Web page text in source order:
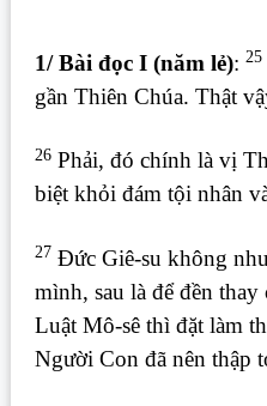
1/ Bài đọc I (năm lẻ): 25
gần Thiên Chúa. Thật
26Phải, đó chính là vị
biệt khỏi đám tội nhân
27 Đức Giê-su không
mình, sau là để đền
Luật Mô-sê thì đặt làm
Người Con đã nên thập